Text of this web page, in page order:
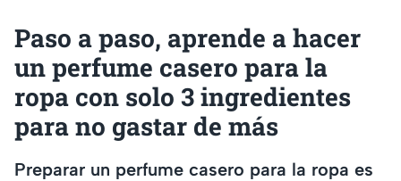
Paso a paso, aprende a hacer
un perfume casero para la
ropa con solo 3 ingredientes
para no gastar de más
Preparar un perfume casero para la ropa es